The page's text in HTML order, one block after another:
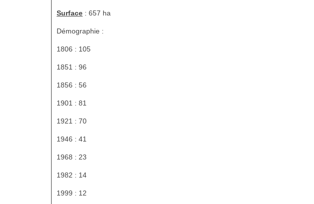
Surface : 657 ha
Démographie :
1806 : 105
1851 : 96
1856 : 56
1901 : 81
1921 : 70
1946 : 41
1968 : 23
1982 : 14
1999 : 12